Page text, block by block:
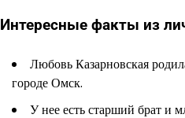
Интересные факты из
Любовь Казарновская
городе Омск.
У нее есть старший брат и